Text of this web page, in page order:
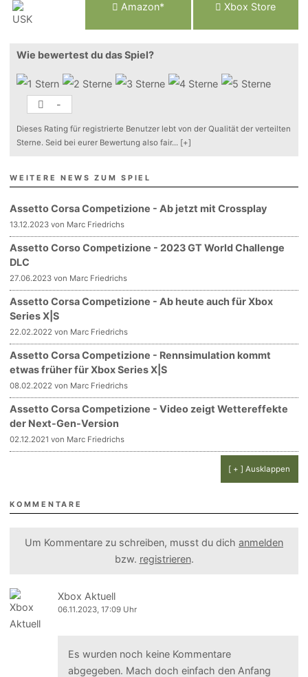
Amazon* Xbox Store
Wie bewertest du das Spiel?
-
Dieses Rating für registrierte Benutzer lebt von der Qualität der verteilten
Sterne. Seid bei eurer Bewertung also fair... [+]
WEITERE NEWS ZUM SPIEL
Assetto Corsa Competizione - Ab jetzt mit Crossplay
13.12.2023 von Marc Friedrichs
Assetto Corso Competizione - 2023 GT World Challenge
DLC
27.06.2023 von Marc Friedrichs
Assetto Corsa Competizione - Ab heute auch für Xbox
Series X|S
22.02.2022 von Marc Friedrichs
Assetto Corsa Competizione - Rennsimulation kommt
etwas früher für Xbox Series X|S
08.02.2022 von Marc Friedrichs
Assetto Corsa Competizione - Video zeigt Wettereffekte
der Next-Gen-Version
02.12.2021 von Marc Friedrichs
[ + ] Ausklappen
KOMMENTARE
Um Kommentare zu schreiben, musst du dich anmelden
bzw. registrieren.
Xbox Aktuell
06.11.2023, 17:09 Uhr
Es wurden noch keine Kommentare
abgegeben. Mach doch einfach den Anfang